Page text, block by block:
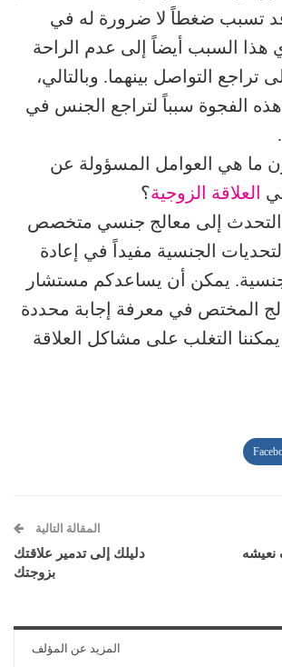
تسبب ضغطاً لا ضرورة له في
هذا السبب أيضاً إلى عدم الراحة
تراجع التواصل بينهما. وبالتالي،
الفجوة سبباً لتراجع الجنس في
ما هي العوامل المسؤولة عن
العلاقة الزوجية؟
إلى معالج جنسي متخصص
الجنسية مفيداً في إعادة
يمكن أن يساعدكم مستشار
المختص في معرفة إجابة محددة
التغلب على مشاكل العلاقة
نعيشه
المقالة التالية
دليلك إلى تدمير علاقتك
بزوجتك
المزيد عن المؤلف